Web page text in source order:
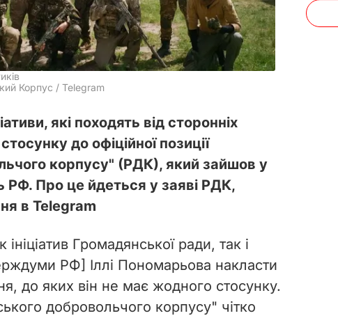
Корпус / Telegram
які походять від сторонніх
до офіційної позиції
корпусу" (РДК), який зайшов у
РФ. Про це йдеться у заяві РДК,
в Telegram
Громадянської ради, так і
РФ] Іллі Пономарьова накласти
до яких він не має жодного стосунку.
добровольчого корпусу" чітко